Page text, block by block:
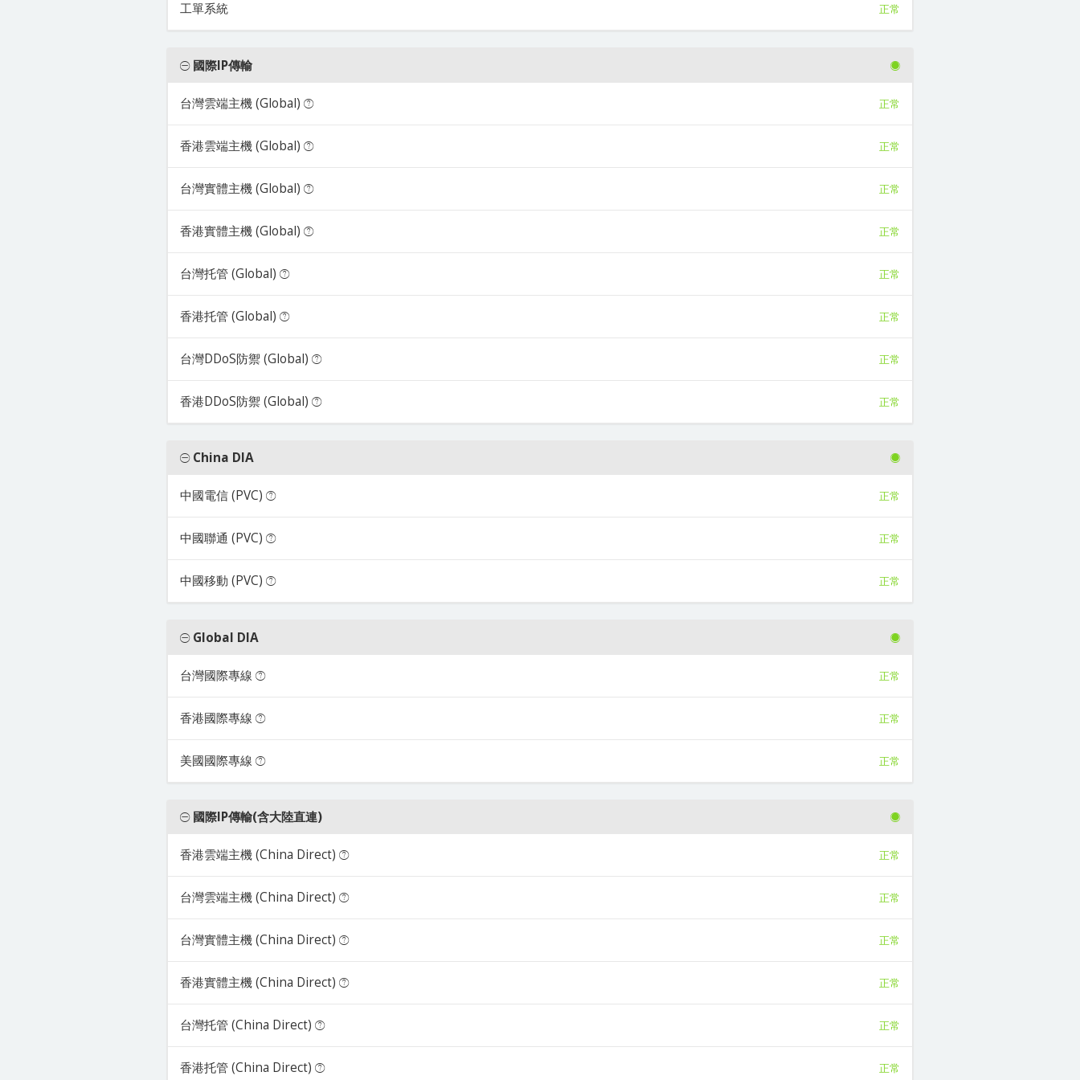
工單系統 正常
國際IP傳輸
台灣雲端主機 (Global) 正常
香港雲端主機 (Global) 正常
台灣實體主機 (Global) 正常
香港實體主機 (Global) 正常
台灣托管 (Global) 正常
香港托管 (Global) 正常
台灣DDoS防禦 (Global) 正常
香港DDoS防禦 (Global) 正常
China DIA
中國電信 (PVC) 正常
中國聯通 (PVC) 正常
中國移動 (PVC) 正常
Global DIA
台灣國際專線 正常
香港國際專線 正常
美國國際專線 正常
國際IP傳輸(含大陸直連)
香港雲端主機 (China Direct) 正常
台灣雲端主機 (China Direct) 正常
台灣實體主機 (China Direct) 正常
香港實體主機 (China Direct) 正常
台灣托管 (China Direct) 正常
香港托管 (China Direct) 正常